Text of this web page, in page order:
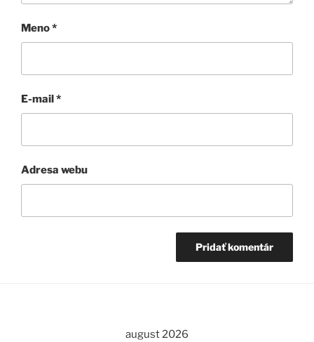
Meno*
E-mail *
Adresa webu
august 2026